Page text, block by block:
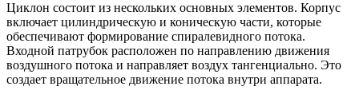
Циклон состоит из нескольких основных элементов. Корпус
включает цилиндрическую и коническую части, которые
обеспечивают формирование спиралевидного потока.
Входной патрубок расположен по направлению движения
воздушного потока и направляет воздух тангенциально. Это
создает вращательное движение потока внутри аппарата.